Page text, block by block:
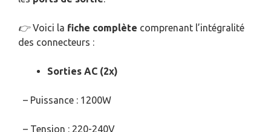
👉Voici la fiche complète comprenant l’intégralité
des connecteurs :
Sorties AC (2x)
– Puissance : 1200W
– Tension : 220-240V